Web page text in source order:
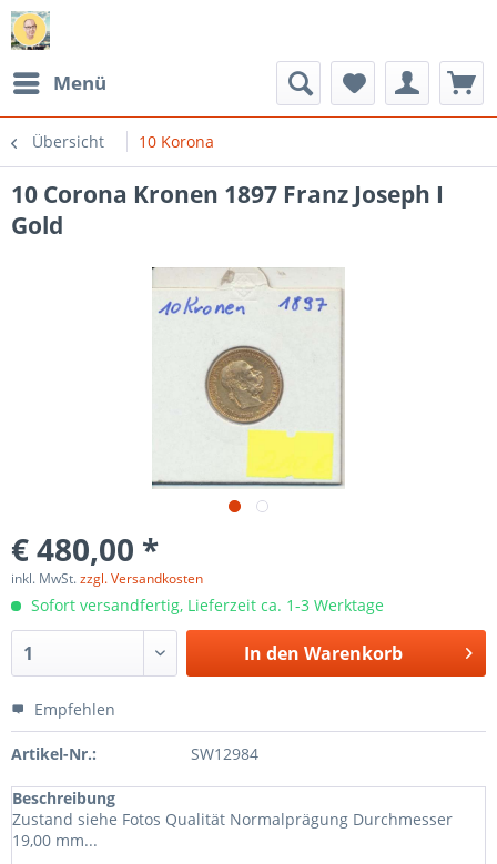
Menü
Übersicht 10 Korona
10 Corona Kronen 1897 Franz Joseph I
Gold
€ 480,00 *
inkl. MwSt.zzgl. Versandkosten
Sofort versandfertig, Lieferzeit ca. 1-3 Werktage
In den Warenkorb
Empfehlen
Artikel-Nr.: SW12984
Beschreibung
Zustand siehe Fotos Qualität Normalprägung Durchmesser
19,00 mm...